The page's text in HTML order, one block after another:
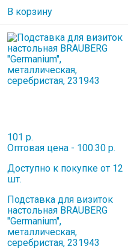
В корзину
101 р.
Оптовая цена - 100.30 р.
Доступно к покупке от 12
шт.
Подставка для визиток
настольная BRAUBERG
"Germanium",
металлическая,
серебристая, 231943